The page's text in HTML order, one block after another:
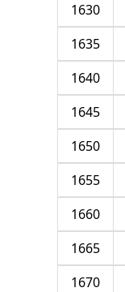
1630
1635
1640
1645
1650
1655
1660
1665
1670